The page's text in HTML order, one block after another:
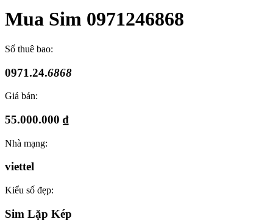
Mua Sim 0971246868
Số thuê bao:
0971.24.6868
Giá bán:
55.000.000 ₫
Nhà mạng:
viettel
Kiểu số đẹp:
Sim Lặp Kép